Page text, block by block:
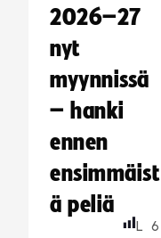
2026–27
nyt
myynnissä
– hanki
ennen
ensimmäist
ä peliä
L 6